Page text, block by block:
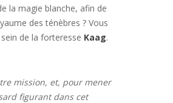
la magie blanche, afin de
des ténèbres ? Vous
de la forteresse Kaag.
mission, et, pour mener
figurant dans cet